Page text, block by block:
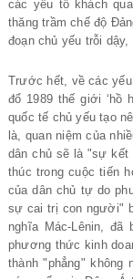
các yếu tố khách
thăng trầm chế độ
đoạn chủ yếu trỗi
Trước hết, về các
đổ 1989 thế giới ‘hồ
quốc tế chủ yếu tạo
là, quan niệm của
dân chủ sẽ là "sự
thúc trong cuộc tiến
của dân chủ tự do
sự cai trị con người"
nghĩa Mác-Lênin,
phương thức kinh
thành "phẳng"